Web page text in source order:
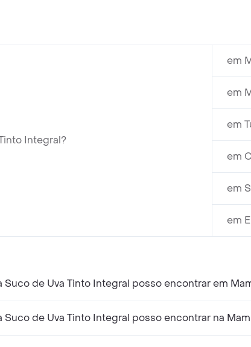
Integral?
em
em
em
em
em
em
de Uva Tinto Integral posso encontrar em
de Uva Tinto Integral posso encontrar na